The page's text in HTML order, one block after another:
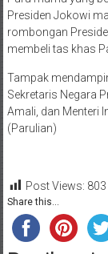
Presiden Jokowi
rombongan
membeli tas khas
Tampak
Sekretaris Negara
Amali, dan Menteri
(Parulian)
Post Views: 803
Share this...